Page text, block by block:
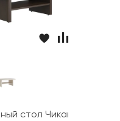
стол Чикаго /